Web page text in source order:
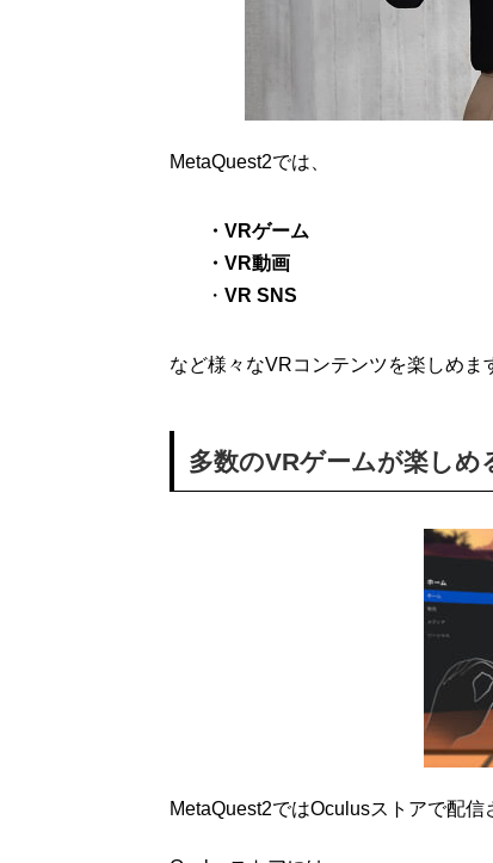
MetaQuest2では、
・VRゲーム
・VR動画
・ VR SNS
など様々なVRコンテンツを楽しめま
多数のVRゲームが楽しめ
MetaQuest2ではOculusストアで配信